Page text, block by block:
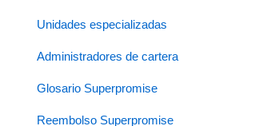
Unidades especializadas
Administradores de cartera
Glosario Superpromise
Reembolso Superpromise